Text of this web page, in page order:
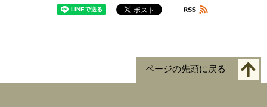
ページの先頭に戻る